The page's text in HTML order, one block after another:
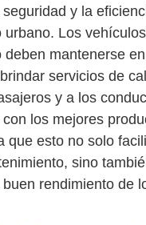
y la
urbano. Los
deben mantenerse
servicios de
y a los
los mejores
que esto no solo
sino
rendimiento de